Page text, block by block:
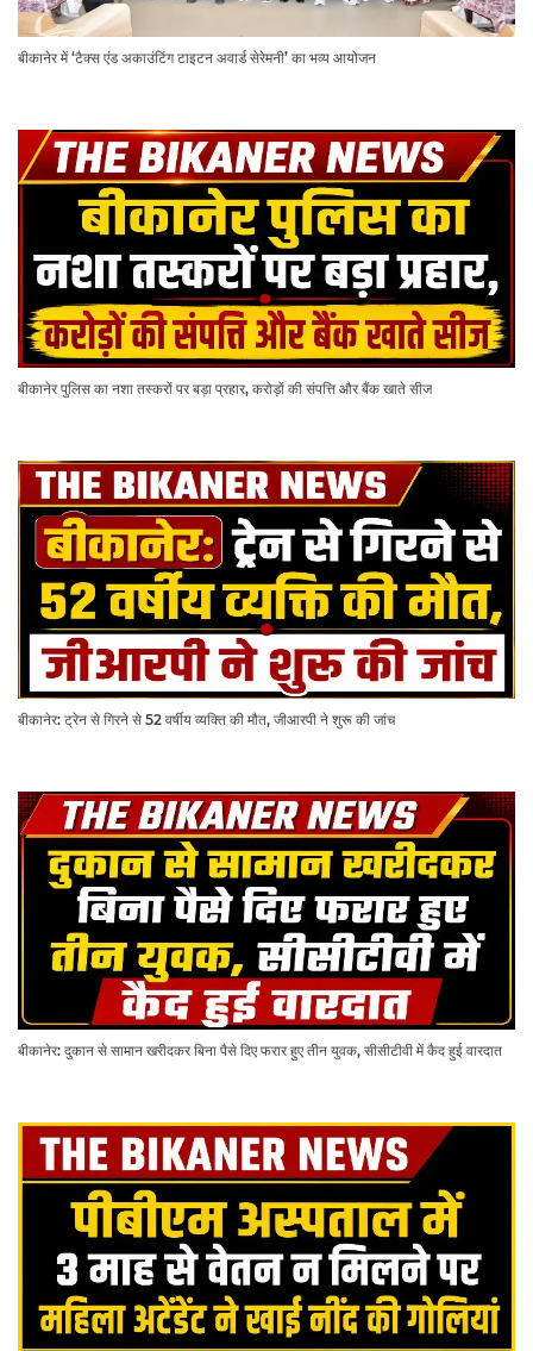
बीकानेर में ‘टैक्स एंड अकाउंटिंग टाइटन अवार्ड सेरेमनी’ का भव्य आयोजन
बीकानेर पुलिस का नशा तस्करों पर बड़ा प्रहार, करोड़ों की संपत्ति और बैंक खाते सीज
बीकानेर: ट्रेन से गिरने से 52 वर्षीय व्यक्ति की मौत, जीआरपी ने शुरू की जांच
बीकानेर: दुकान से सामान खरीदकर बिना पैसे दिए फरार हुए तीन युवक, सीसीटीवी में कैद हुई वारदात